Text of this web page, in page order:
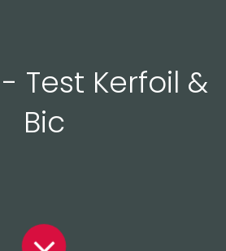
Test Kerfoil &
Bic